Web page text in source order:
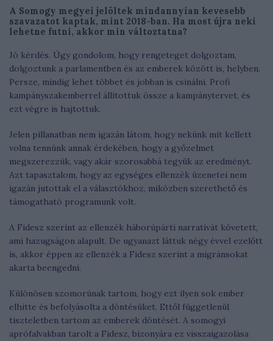
A Somogy megyei jelöltek mindannyian kevesebb
szavazatot kaptak, mint 2018-ban. Ha most újra neki
lehetne futni, akkor min változtatna?
Jó kérdés. Úgy gondolom, hogy rengeteget dolgoztam,
dolgoztunk a parlamentben és az emberek között is, helyben.
Persze, mindig lehet többet és jobban is csinálni. Profi
kampányszakemberrel állítottuk össze a kampánytervet, és
ezt végre is hajtottuk.
Jelen pillanatban nem igazán látom, hogy nekünk mit kellett
volna tennünk annak érdekében, hogy a győzelmet
megszerezzük, vagy akár szorosabbá tegyük az eredményt.
Azt tapasztalom, hogy az egységes ellenzék üzenetei nem
igazán jutottak el a választókhoz, miközben szerethető és
támogatható programunk volt.
A Fidesz szerint az ellenzék háborúpárti narratívát követett,
ami hazugságon alapult. De ugyanazt láttuk négy évvel ezelőtt
is, akkor éppen az ellenzék a Fidesz szerint a migránsokat
akarta beengedni.
Különösen szomorúnak tartom, hogy ezt ilyen sok ember
elhitte és befolyásolta a döntésüket. Ettől függetlenül
tiszteletben tartom az emberek döntését. A somogyi
aprófalvakban tarolt a Fidesz, bizonyára ez visszaigazolása